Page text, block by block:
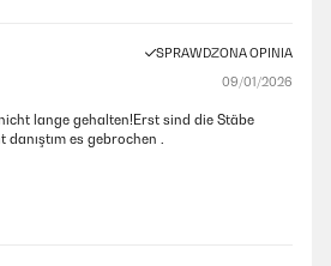
SPRAWDZONA OPINIA
09/01/2026
lange gehalten!Erst sind die Stäbe
es gebrochen .